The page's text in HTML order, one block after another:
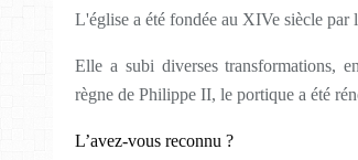
L'église a été fondée au XIVe siècle par
Elle a subi diverses transformations,
règne de Philippe II, le portique a été
L’avez-vous reconnu ?